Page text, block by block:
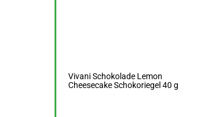
Vivani Schokolade Lemon
Cheesecake Schokoriegel 40 g